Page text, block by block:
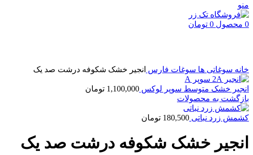
منو
0 محصول 0 تومان
خانه سوغاتی ها سوغات فارس انجیر خشک شکوفه درشت صد یک
انجیر خشک متوسط سوپر لوکس 1,100,000 تومان
بازگشت به محصولات
کشمش زرد نباتی 180,500 تومان
انجیر خشک شکوفه درشت صد یک